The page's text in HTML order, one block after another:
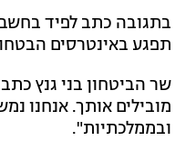
תפגע באינטרסים
שר הביטחון בני גנץ
מובילים אותך. אנחנו
ובממלכתיות".